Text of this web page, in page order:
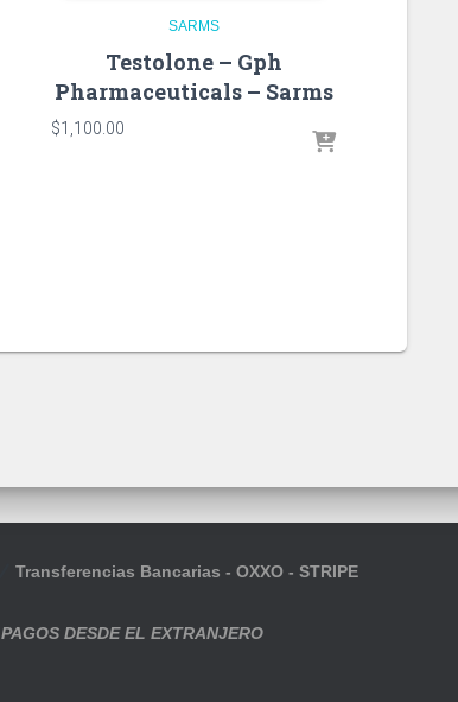
SARMS
Testolone – Gph
Pharmaceuticals – Sarms
$1,100.00
Transferencias Bancarias - OXXO - STRIPE
PAGOS DESDE EL EXTRANJERO